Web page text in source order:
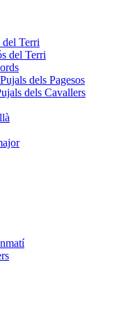
del Terri
del Terri
dels Pagesos
dels Cavallers